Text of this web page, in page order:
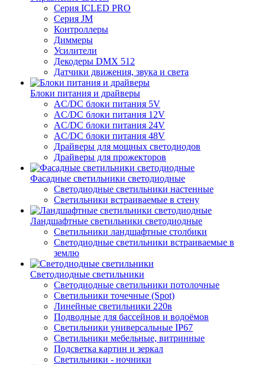
Серия ICLED PRO
Серия JM
Контроллеры
Диммеры
Усилители
Декодеры DMX 512
Датчики движения, звука и света
Блоки питания и драйверы
AC/DC блоки питания 5V
AC/DC блоки питания 12V
AC/DC блоки питания 24V
AC/DC блоки питания 48V
Драйверы для мощных светодиодов
Драйверы для прожекторов
Фасадные светильники светодиодные
Светодиодные светильники настенные
Светильники встраиваемые в стену
Ландшафтные светильники светодиодные
Светильники ландшафтные столбики
Светодиодные светильники встраиваемые в
землю
Светодиодные светильники
Светодиодные светильники потолочные
Светильники точечные (Spot)
Линейные светильники 220в
Подводные для бассейнов и водоёмов
Светильники универсальные IP67
Светильники мебельные, витринные
Подсветка картин и зеркал
Светильники - ночники